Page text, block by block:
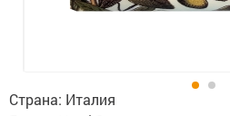
Планирование семьи
Оптика
Страна: Италия